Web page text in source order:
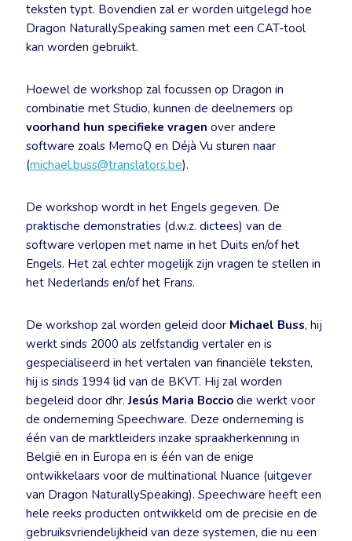
teksten typt. Bovendien zal er worden uitgelegd hoe
Dragon NaturallySpeaking samen met een CAT-tool
kan worden gebruikt.
Hoewel de workshop zal focussen op Dragon in
combinatie met Studio, kunnen de deelnemers op
voorhand hun specifieke vragen over andere
software zoals MemoQ en Déjà Vu sturen naar
(michael.buss@translators.be).
De workshop wordt in het Engels gegeven. De
praktische demonstraties (d.w.z. dictees) van de
software verlopen met name in het Duits en/of het
Engels. Het zal echter mogelijk zijn vragen te stellen in
het Nederlands en/of het Frans.
De workshop zal worden geleid door Michael Buss, hij
werkt sinds 2000 als zelfstandig vertaler en is
gespecialiseerd in het vertalen van financiële teksten,
hij is sinds 1994 lid van de BKVT. Hij zal worden
begeleid door dhr.Jesús Maria Boccio die werkt voor
de onderneming Speechware. Deze onderneming is
één van de marktleiders inzake spraakherkenning in
België en in Europa en is één van de enige
ontwikkelaars voor de multinational Nuance (uitgever
van Dragon NaturallySpeaking). Speechware heeft een
hele reeks producten ontwikkeld om de precisie en de
gebruiksvriendelijkheid van deze systemen, die nu een